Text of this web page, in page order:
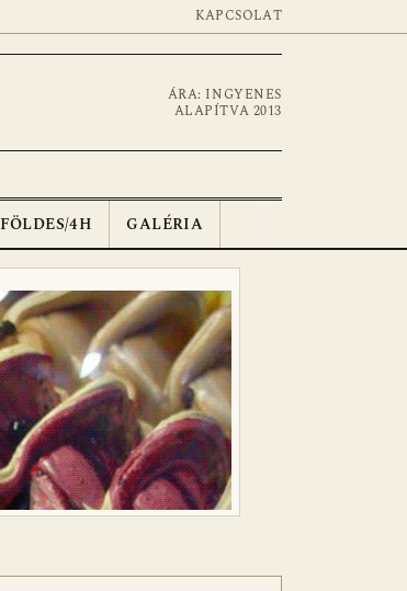
KAPCSOLAT
ÁRA: INGYENES
ALAPÍTVA 2013
FÖLDES/4H GALÉRIA